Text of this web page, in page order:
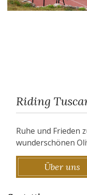
Riding
Ruhe und Frieden
wunderschönen
Über uns